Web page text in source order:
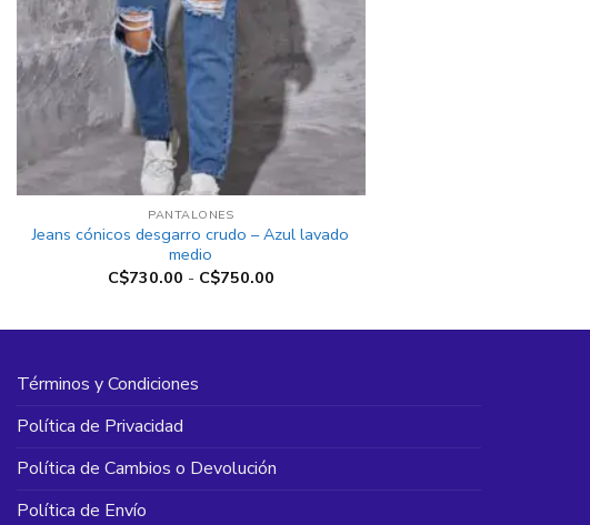
PANTALONES
Jeans cónicos desgarro crudo – Azul lavado
medio
C$730.00 - C$750.00Rango
Términos y Condiciones
Política de Privacidad
Política de Cambios o Devolución
Política de Envío